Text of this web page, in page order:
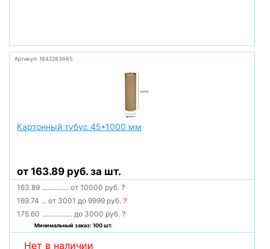
Артикул: 1642283665
Картонный тубус 45*1000 мм
от 163.89 руб. за шт.
163.89 ............... от 10000 руб.?
169.74 ... от 3001 до 9999 руб.?
175.60 ................. до 3000 руб.?
Минимальный заказ: 100 шт.
Нет в наличии